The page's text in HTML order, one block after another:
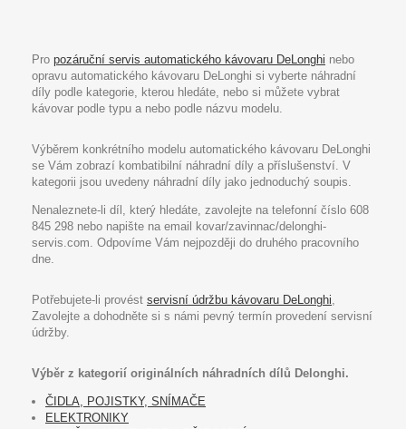
Pro pozáruční servis automatického kávovaru DeLonghi nebo
opravu automatického kávovaru DeLonghi si vyberte náhradní
díly podle kategorie, kterou hledáte, nebo si můžete vybrat
kávovar podle typu a nebo podle názvu modelu.
Výběrem konkrétního modelu automatického kávovaru DeLonghi
se Vám zobrazí kombatibilní náhradní díly a příslušenství. V
kategorii jsou uvedeny náhradní díly jako jednoduchý soupis.
Nenaleznete-li díl, který hledáte, zavolejte na telefonní číslo 608
845 298 nebo napište na email kovar/zavinnac/delonghi-
servis.com. Odpovíme Vám nejpozději do druhého pracovního
dne.
Potřebujete-li provést servisní údržbu kávovaru DeLonghi,
Zavolejte a dohodněte si s námi pevný termín provedení servisní
údržby.
Výběr z kategorií originálních náhradních dílů Delonghi.
ČIDLA, POJISTKY, SNÍMAČE
ELEKTRONIKY